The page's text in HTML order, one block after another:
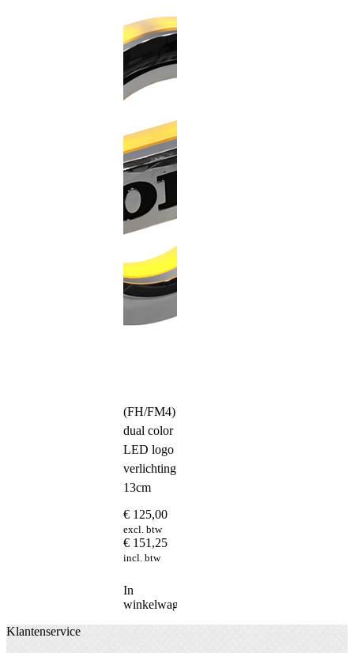
(FH/FM4)
dual color
LED logo
verlichting
13cm
€ 125,00
excl. btw
€ 151,25
incl. btw
In
winkelwagen
Klantenservice